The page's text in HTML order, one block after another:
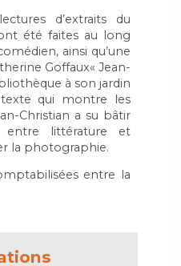
d’extraits du
été faites au long
ainsi qu’une
Goffaux« Jean-
à son jardin
qui montre les
Christian a su bâtir
entre littérature et
la photographie.
entre la